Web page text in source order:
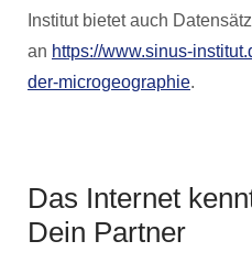
Institut bietet auch
an https://www.sinus-
der-microgeographie.
Das Internet
Dein Partner